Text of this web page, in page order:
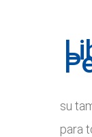
su
para